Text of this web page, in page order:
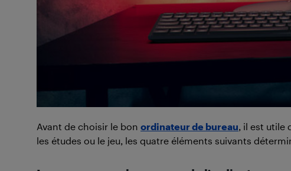
Avant de choisir le bon ordinateur de bureau, il est utile
les études ou le jeu, les quatre éléments suivants